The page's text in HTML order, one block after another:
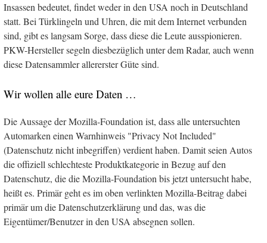
Insassen bedeutet, findet weder in den USA noch in Deutschland
statt. Bei Türklingeln und Uhren, die mit dem Internet verbunden
sind, gibt es langsam Sorge, dass diese die Leute ausspionieren.
PKW-Hersteller segeln diesbezüglich unter dem Radar, auch wenn
diese Datensammler allererster Güte sind.
Wir wollen alle eure Daten …
Die Aussage der Mozilla-Foundation ist, dass alle untersuchten
Automarken einen Warnhinweis "Privacy Not Included"
(Datenschutz nicht inbegriffen) verdient haben. Damit seien Autos
die offiziell schlechteste Produktkategorie in Bezug auf den
Datenschutz, die die Mozilla-Foundation bis jetzt untersucht habe,
heißt es. Primär geht es im oben verlinkten Mozilla-Beitrag dabei
primär um die Datenschutzerklärung und das, was die
Eigentümer/Benutzer in den USA absegnen sollen.